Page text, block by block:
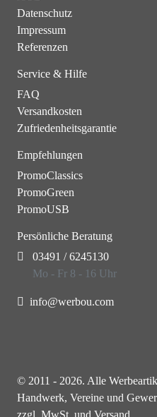
Datenschutz
Impressum
Referenzen
Service & Hilfe
FAQ
Versandkosten
Zufriedenheitsgarantie
Empfehlungen
PromoClassics
PromoGreen
PromoUSB
Persönliche Beratung
03491 / 6245130
Mo - Fr 8 - 16 Uhr
info@werbou.com
© 2011 - 2026. Alle
Handwerk, Vereine und
zzgl. MwSt. und Versand.